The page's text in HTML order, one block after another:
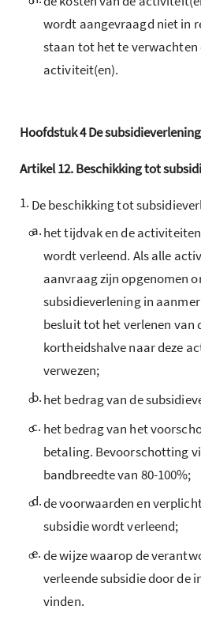
wordt aangevraagd niet in
staan tot het te verwachten
activiteit(en).
Hoofdstuk4De subsidieverlening
Artikel12.Beschikking tot
1. De beschikking tot
a.het tijdvak en de
wordt verleend. Als alle
aanvraag zijn opgenomen
subsidieverlening in
besluit tot het verlenen van
kortheidshalve naar deze
verwezen;
b.het bedrag van de
c. het bedrag van het
betaling. Bevoorschotting
bandbreedte van 80-100%;
d.de voorwaarden en
subsidie wordt verleend;
e.de wijze waarop de
verleende subsidie door de
vinden.